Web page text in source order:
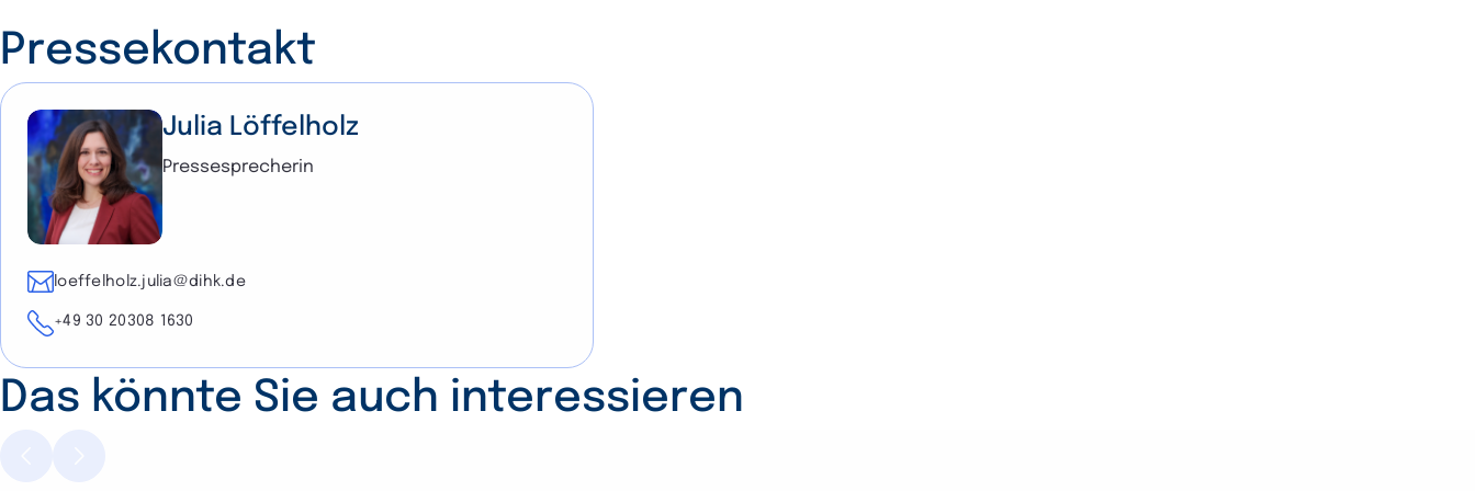
Pressekontakt
Julia Löffelholz
Pressesprecherin
E-Mailloeffelholz.julia@dihk.de
Telefon
+49 30 20308 1630
Das könnte Sie auch interessieren